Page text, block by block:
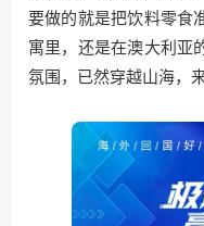
要做的就是把饮料零食
寓里，还是在澳大利亚
氛围，已然穿越山海，